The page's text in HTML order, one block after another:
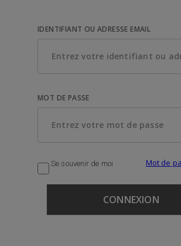
IDENTIFIANT OU ADRESSE EMAIL
MOT DE PASSE
Se souvenir de moi Mot de